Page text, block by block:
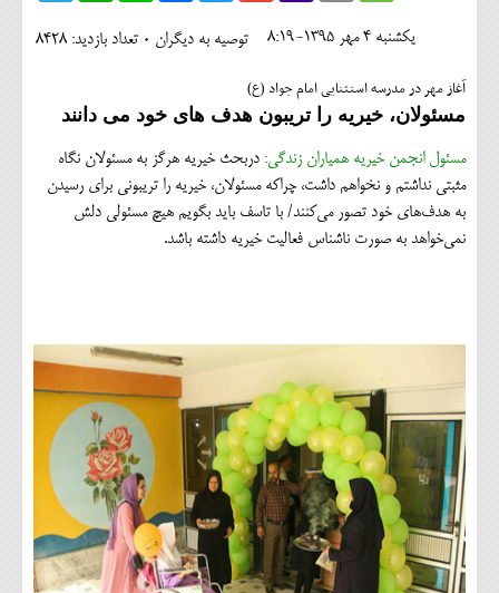
کلینیک
حقوقی
محیط زیست و گردشگری
فرهنگی و هنری
تعداد بازدید: 8428 توصیه به دیگران 0 يکشنبه 4 مهر 1395-8:19
آغاز مهر در مدرسه استثنایی امام جواد (ع)
مسئولان، خیریه را تریبون هدف های خود می دانند
مسئول انجمن خیریه همیاران زندگی: دربحث خیریه هرگز به مسئولان نگاه
مثبتی نداشتم و نخواهم داشت، چراکه مسئولان، خیریه را تریبونی برای رسیدن
به هدف‌های خود تصور می‌کنند/ با تاسف باید بگویم هیچ مسئولی دلش
نمی‌خواهد به صورت ناشناس فعالیت خیریه داشته باشد.